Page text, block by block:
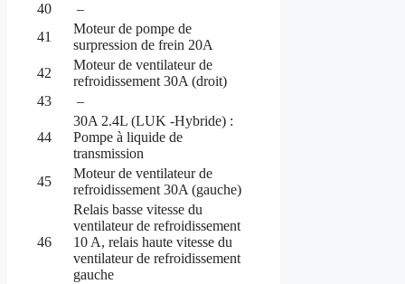
40
–
41
Moteur de pompe de
surpression de frein 20A
42
Moteur de ventilateur de
refroidissement 30A (droit)
43
–
44
30A 2.4L (LUK -Hybride) :
Pompe à liquide de
transmission
45
Moteur de ventilateur de
refroidissement 30A (gauche)
46
Relais basse vitesse du
ventilateur de refroidissement
10 A, relais haute vitesse du
ventilateur de refroidissement
gauche